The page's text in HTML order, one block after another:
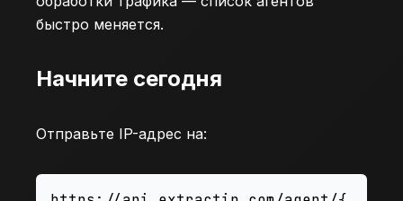
быстро меняется.
Начните сегодня
Отправьте IP-адрес на: